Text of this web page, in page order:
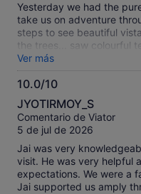
Yesterday we had the
take us on adventure
steps to see beautiful
the trees... saw colourful
lakes. We sang songs in
at a colonial castle. Rajan
Ipoh and its rich history.
back to our hotel. I highly
Rajan for his good sense
and professionalism in
Ver más
10.0/10
10.0
sobre
10
JYOTIRMOY_S
Comentario de Viator
5 de jul de 2026
Jai was very
visit. He was very helpful
expectations. We were a
Jai supported us amply